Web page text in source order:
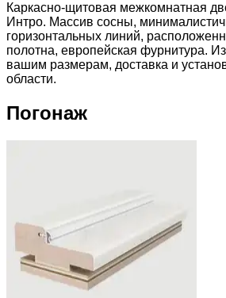
Каркасно-щитовая межкомнатная
Интро. Массив сосны,
горизонтальных линий,
полотна, европейская фурнитура.
вашим размерам, доставка и
области.
Погонаж